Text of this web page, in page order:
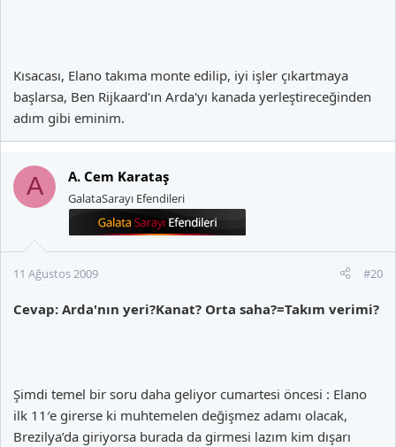
Kısacası, Elano takıma monte edilip, iyi işler çıkartmaya
başlarsa, Ben Rijkaard'ın Arda'yı kanada yerleştireceğinden
adım gibi eminim.
A A. Cem Karataş
GalataSarayı Efendileri
11 Ağustos 2009 #20
Cevap: Arda'nın yeri?Kanat? Orta saha?=Takım verimi?
Şimdi temel bir soru daha geliyor cumartesi öncesi : Elano
ilk 11′e girerse ki muhtemelen değişmez adamı olacak,
Brezilya’da giriyorsa burada da girmesi lazım kim dışarı